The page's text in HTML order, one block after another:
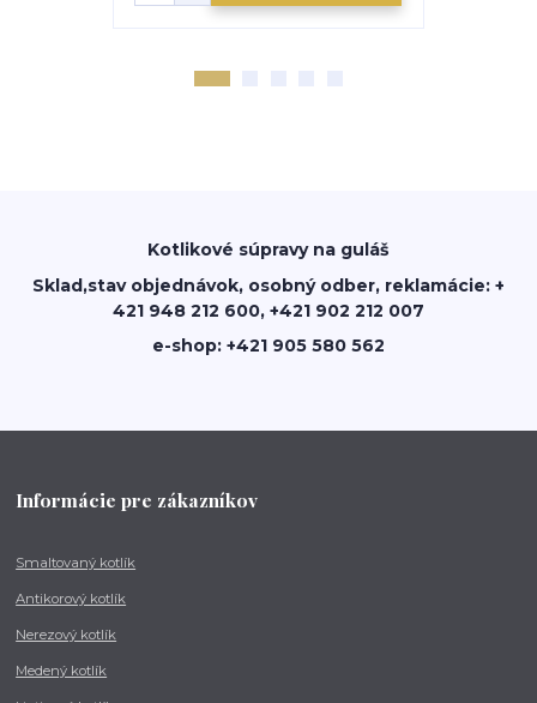
Kotlikové súpravy na guláš
Sklad,stav objednávok, osobný odber, reklamácie: +
421 948 212 600, +421 902 212 007
e-shop: +421 905 580 562
Informácie pre zákazníkov
Smaltovaný kotlík
Antikorový kotlík
Nerezový kotlík
Medený kotlík